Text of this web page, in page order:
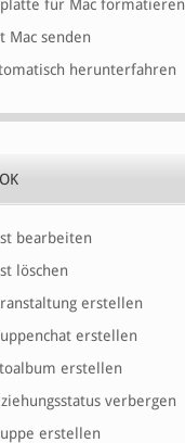
für Mac formatieren
Mac senden
herunterfahren
bearbeiten
löschen
erstellen
erstellen
erstellen
verbergen
erstellen